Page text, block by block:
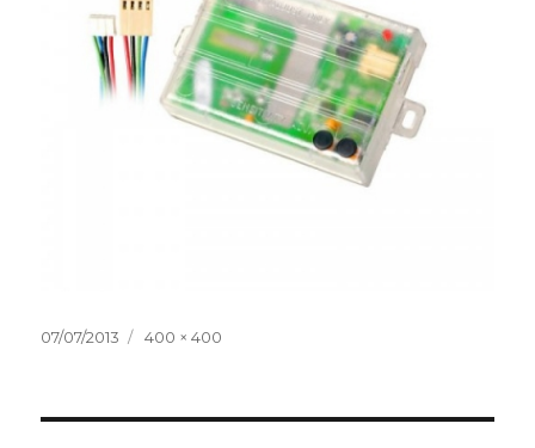
Publicat
07/07/2013
Dimensiune
400 × 400